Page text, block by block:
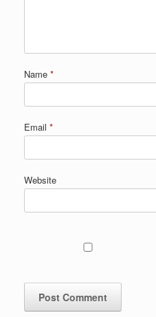
Name *
Email *
Website